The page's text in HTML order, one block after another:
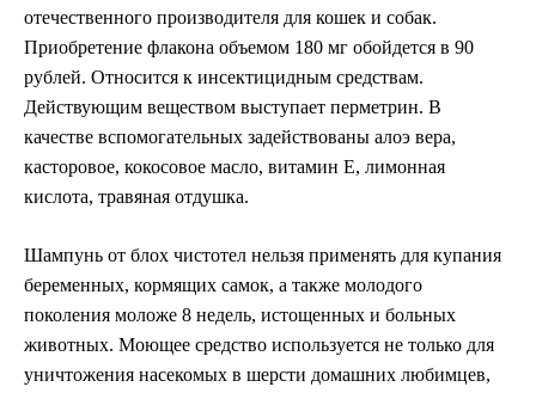
отечественного производителя для кошек и собак.
Приобретение флакона объемом 180 мг обойдется в 90
рублей. Относится к инсектицидным средствам.
Действующим веществом выступает перметрин. В
качестве вспомогательных задействованы алоэ вера,
касторовое, кокосовое масло, витамин Е, лимонная
кислота, травяная отдушка.
Шампунь от блох чистотел нельзя применять для купания
беременных, кормящих самок, а также молодого
поколения моложе 8 недель, истощенных и больных
животных. Моющее средство используется не только для
уничтожения насекомых в шерсти домашних любимцев,